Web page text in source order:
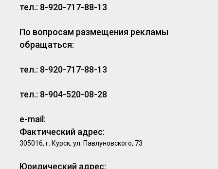
тел.: 8-920-717-88-13
По вопросам размещения рекламы
обращаться:
тел.: 8-920-717-88-13
тел.: 8-904-520-08-28
e-mail:
Фактический адрес:
305016, г. Курск, ул. Павлуновского, 73
Юридический адрес: